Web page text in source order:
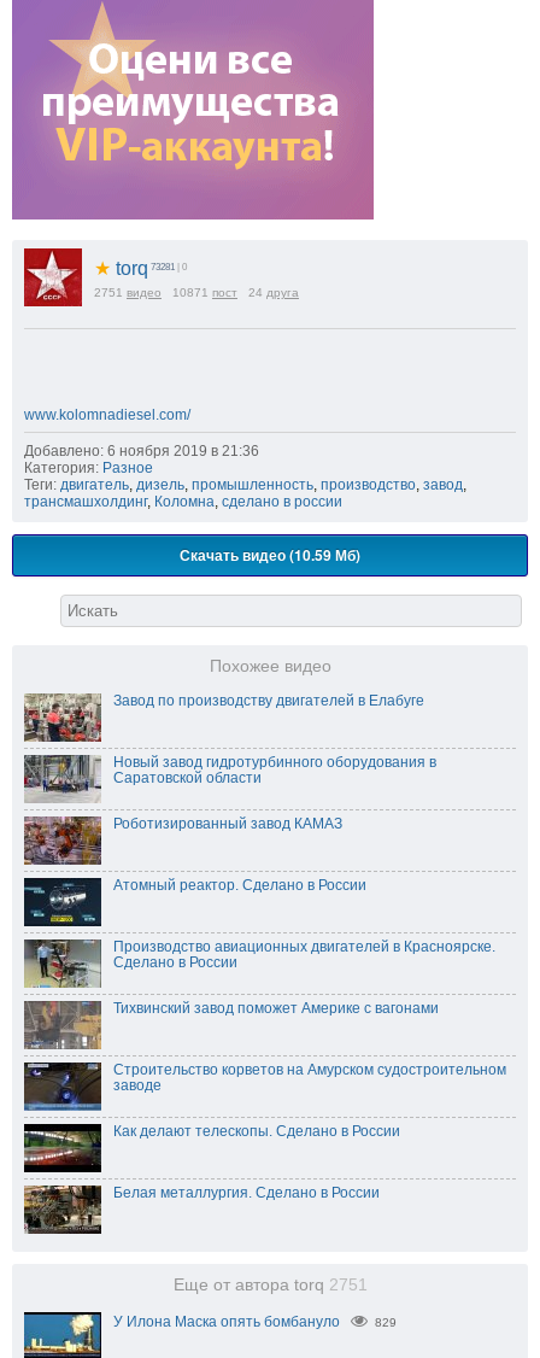
★ torq 73281 | 0
2751 видео 10871 пост 24 друга
www.kolomnadiesel.com/
Добавлено: 6 ноября 2019 в 21:36
Категория: Разное
Теги: двигатель, дизель, промышленность, производство, завод,
трансмашхолдинг, Коломна, сделано в россии
Скачать видео (10.59 Мб)
Похожее видео
Завод по производству двигателей в Елабуге
Новый завод гидротурбинного оборудования в
Саратовской области
Роботизированный завод КАМАЗ
Атомный реактор. Сделано в России
Производство авиационных двигателей в Красноярске.
Сделано в России
Тихвинский завод поможет Америке с вагонами
Строительство корветов на Амурском судостроительном
заводе
Как делают телескопы. Сделано в России
Белая металлургия. Сделано в России
Еще от автора torq 2751
У Илона Маска опять бомбануло 829